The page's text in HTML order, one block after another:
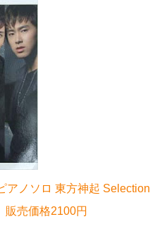
アノソロ 東方神起 Selection
売価格2100円